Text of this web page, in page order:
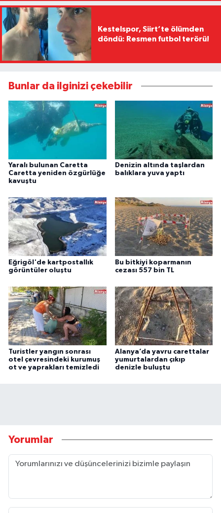
Kestelspor, Siirt’te ölümden
döndü: Resmen futbol terörü!
Bunlar da ilginizi çekebilir
Yaralı bulunan Caretta
Caretta yeniden özgürlüğe
kavuştu
Denizin altında taşlardan
balıklara yuva yaptı
Eğrigöl'de kartpostallık
görüntüler oluştu
Bu bitkiyi koparmanın
cezası 557 bin TL
Turistler yangın sonrası
otel çevresindeki kurumuş
ot ve yaprakları temizledi
Alanya’da yavru carettalar
yumurtalardan çıkıp
denizle buluştu
Yorumlar